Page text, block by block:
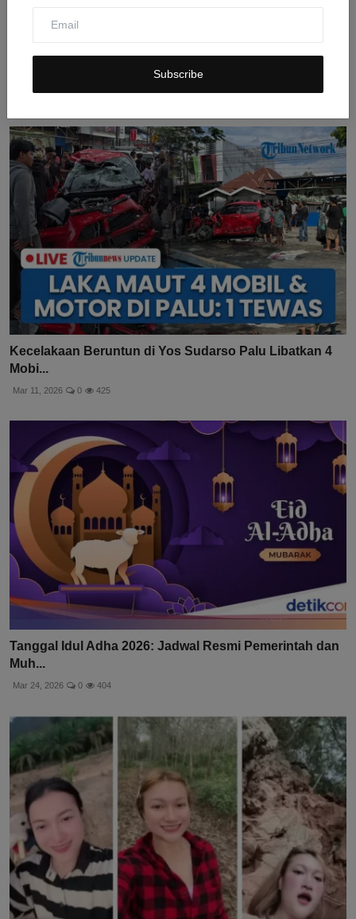
Subscribe
Kecelakaan Beruntun di Yos Sudarso Palu Libatkan 4
Mobi...
Mar 11, 2026 0 425
Tanggal Idul Adha 2026: Jadwal Resmi Pemerintah dan
Muh...
Mar 24, 2026 0 404